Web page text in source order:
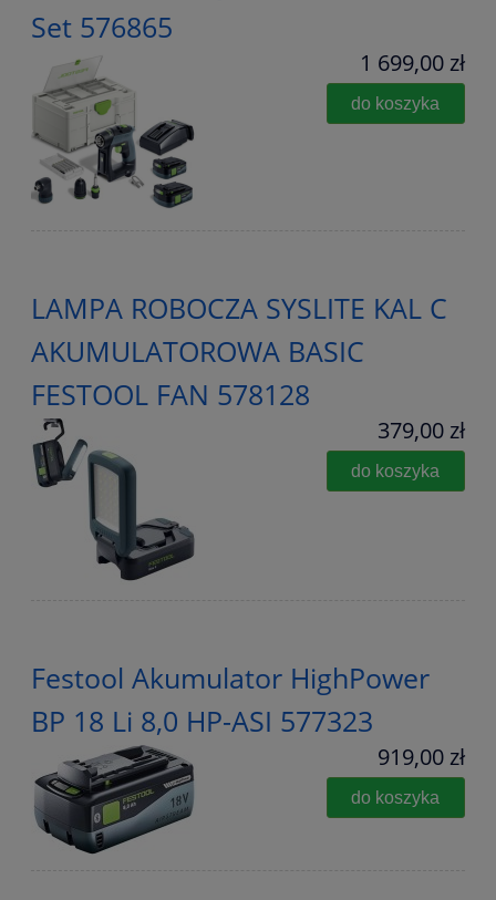
Set 576865
1 699,00 zł
do koszyka
LAMPA ROBOCZA SYSLITE KAL C
AKUMULATOROWA BASIC
FESTOOL FAN 578128
379,00 zł
do koszyka
Festool Akumulator HighPower
BP 18 Li 8,0 HP-ASI 577323
919,00 zł
do koszyka